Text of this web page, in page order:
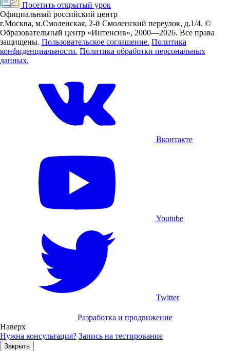
Посетить открытый урок
Официальный российский центр
г.Москва, м.Смоленская, 2-й Смоленский переулок, д.1/4. ©
Образовательный центр «Интенсив», 2000—2026. Все права
защищены. Пользовательское соглашение. Политика
конфиденциальности. Политика обработки персональных
данных.
Вконтакте
Youtube
Twitter
Разработка и продвижение
Наверх
Нужна консультация? Запись на тестирование
Закрыть